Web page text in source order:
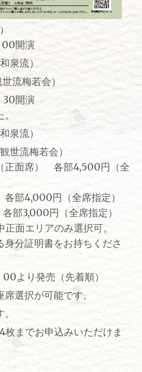
00開演
和泉流）
世流梅若会）
30開演
和泉流）
観世流梅若会）
正面席） 各部4,500円（全
部4,000円（全席指定）
部3,000円（全席指定）
面エリアのみ選択可。
分証明書をお持ちくださ
より発売（先着順）
選択が可能です。
枚までお申込みいただけま